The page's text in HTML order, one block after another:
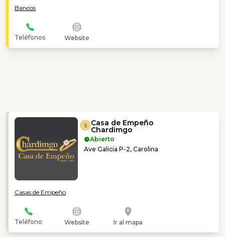
Bancos
Teléfonos Website
5 Casa de Empeño
Chardimgo
Abierto
Ave Galicia P-2, Carolina
Casas de Empeño
Teléfono Website Ir al mapa